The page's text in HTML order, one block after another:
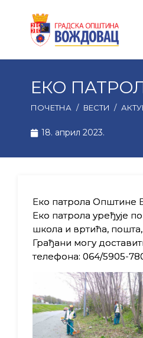
ЕКО
ПОЧЕТНА / ВЕСТИ /
18. април 2023.
Еко патрола Општине
Еко патрола уређује
школа и вртића,
Грађани могу
телефона: 064/5905-